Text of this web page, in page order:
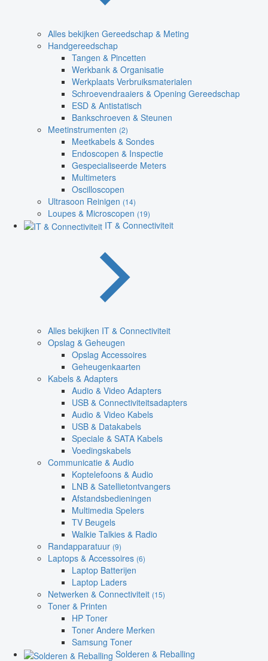
Alles bekijken Gereedschap & Meting
Handgereedschap
Tangen & Pincetten
Werkbank & Organisatie
Werkplaats Verbruiksmaterialen
Schroevendraaiers & Opening Gereedschap
ESD & Antistatisch
Bankschroeven & Steunen
Meetinstrumenten (2)
Meetkabels & Sondes
Endoscopen & Inspectie
Gespecialiseerde Meters
Multimeters
Oscilloscopen
Ultrasoon Reinigen (14)
Loupes & Microscopen (19)
IT & Connectiviteit
Alles bekijken IT & Connectiviteit
Opslag & Geheugen
Opslag Accessoires
Geheugenkaarten
Kabels & Adapters
Audio & Video Adapters
USB & Connectiviteitsadapters
Audio & Video Kabels
USB & Datakabels
Speciale & SATA Kabels
Voedingskabels
Communicatie & Audio
Koptelefoons & Audio
LNB & Satellietontvangers
Afstandsbedieningen
Multimedia Spelers
TV Beugels
Walkie Talkies & Radio
Randapparatuur (9)
Laptops & Accessoires (6)
Laptop Batterijen
Laptop Laders
Netwerken & Connectiviteit (15)
Toner & Printen
HP Toner
Toner Andere Merken
Samsung Toner
Solderen & Reballing